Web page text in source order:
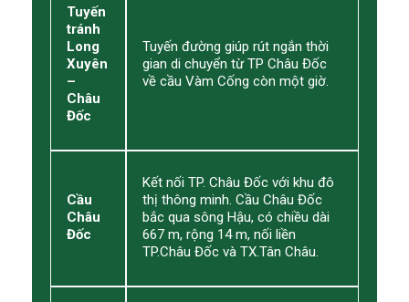
Tuyến
tránh
Long
Xuyên
–
Châu
Đốc
Tuyến đường giúp rút ngắn thời
gian di chuyển từ TP Châu Đốc
về cầu Vàm Cống còn một giờ.
Cầu
Châu
Đốc
Kết nối TP. Châu Đốc với khu đô
thị thông minh. Cầu Châu Đốc
bắc qua sông Hậu, có chiều dài
667 m, rộng 14 m, nối liền
TP.Châu Đốc và TX.Tân Châu.